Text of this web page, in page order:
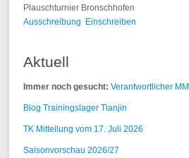
Plauschturnier Bronschhofen
Ausschreibung Einschreiben
Aktuell
Immer noch gesucht: Verantwortlicher MM
Blog Trainingslager Tianjin
TK Mitteilung vom 17. Juli 2026
Saisonvorschau 2026/27